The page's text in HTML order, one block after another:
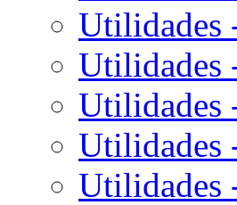
Utilidades
Utilidades
Utilidades
Utilidades
Utilidades